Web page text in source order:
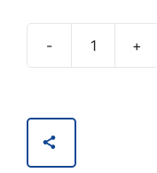
- +